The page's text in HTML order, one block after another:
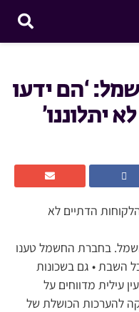
‘הם ידעו
יתלוננו’
הדתיים לא
בחברת החשמל טענו
השבת • גם בשכונות
עילית מדווחים על
להערכות הכושלת של